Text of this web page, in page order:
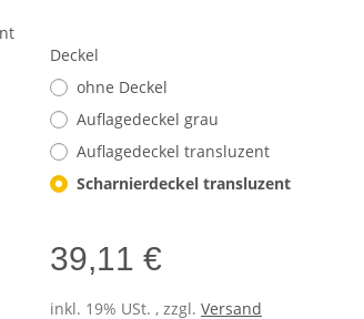
Deckel
ohne Deckel
Auflagedeckel grau
Auflagedeckel transluzent
Scharnierdeckel transluzent
39,11 €
inkl. 19% USt. , zzgl. Versand